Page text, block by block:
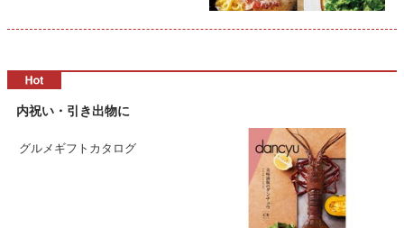
内祝い・引き出物に
グルメギフトカタログ